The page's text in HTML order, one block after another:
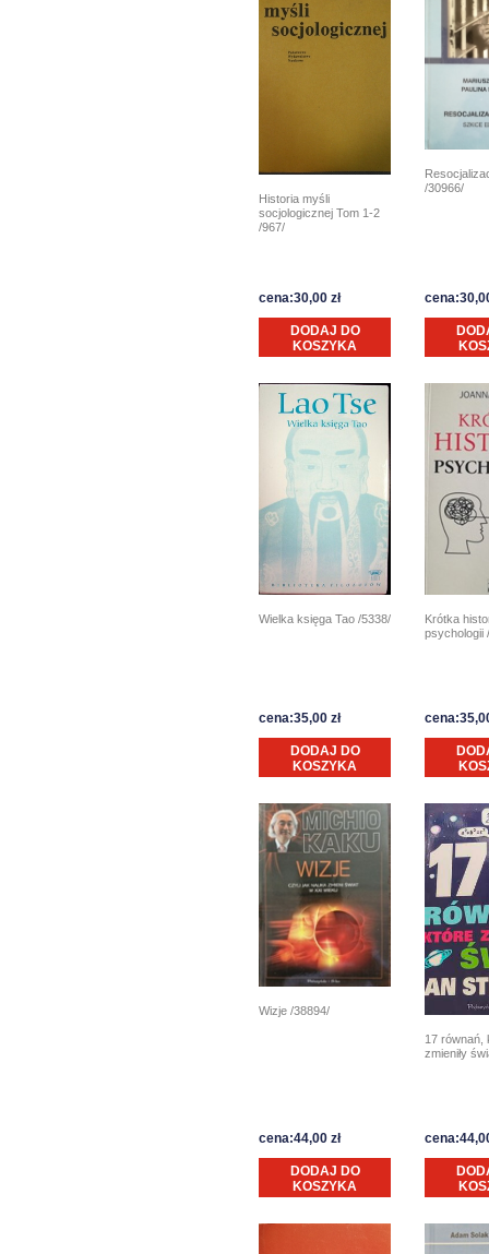
Historia myśli
socjologicznej Tom 1-2
/967/
cena:30,00 zł
DODAJ DO
KOSZYKA
/30966/
Wielka księga Tao /5338/
cena:35,00 zł
DODAJ DO
KOSZYKA
Krótka
psychologii
Wizje /38894/
cena:44,00 zł
DODAJ DO
KOSZYKA
17 równań,
zmieniły